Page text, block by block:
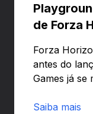
de Forza
Forza
antes do
Games já se
preload e
Saiba mais